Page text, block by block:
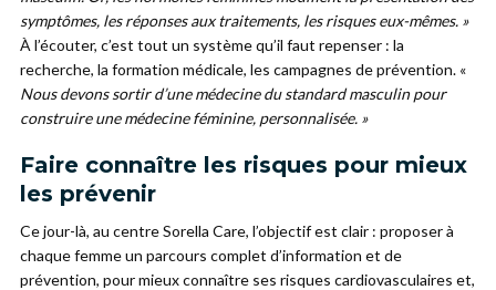
symptômes, les réponses aux traitements, les risques eux-mêmes. »
À l’écouter, c’est tout un système qu’il faut repenser : la
recherche, la formation médicale, les campagnes de prévention. «
Nous devons sortir d’une médecine du standard masculin pour
construire une médecine féminine, personnalisée. »
Faire connaître les risques pour mieux
les prévenir
Ce jour-là, au centre Sorella Care, l’objectif est clair : proposer à
chaque femme un parcours complet d’information et de
prévention, pour mieux connaître ses risques cardiovasculaires et,